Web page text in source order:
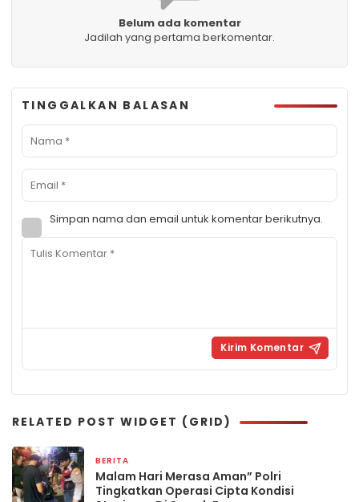
Belum ada komentar
Jadilah yang pertama berkomentar.
TINGGALKAN BALASAN
Simpan nama dan email untuk komentar berikutnya.
RELATED POST WIDGET (GRID)
BERITA
Malam Hari Merasa Aman” Polri
Tingkatkan Operasi Cipta Kondisi